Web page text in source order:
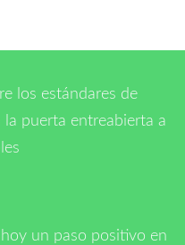
los estándares de
puerta entreabierta a
un paso positivo en